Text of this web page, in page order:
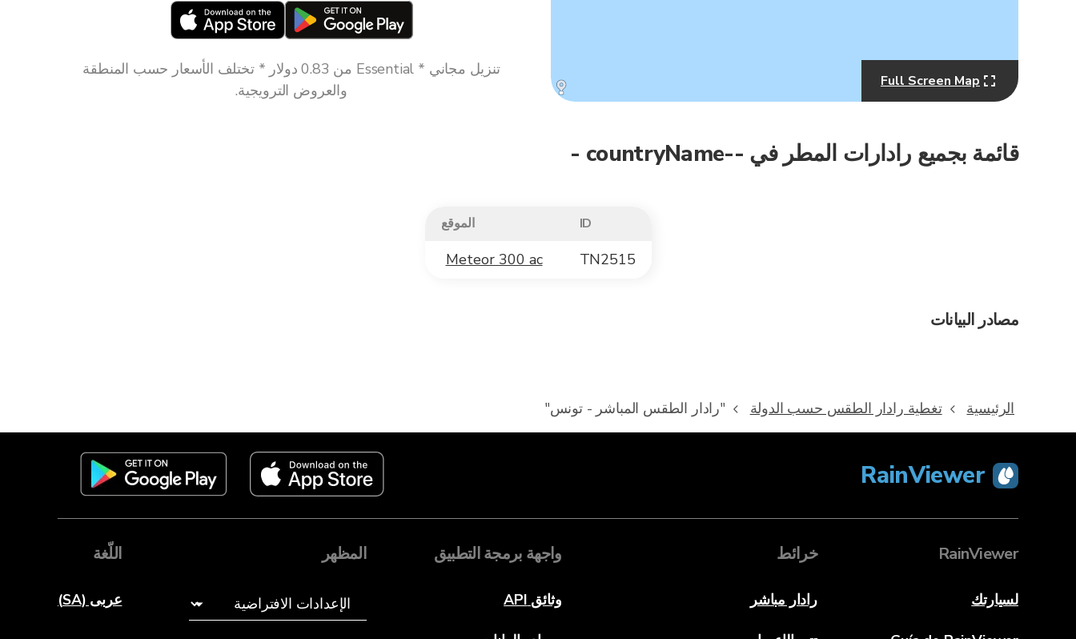
تنزيل مجاني * Essential من 0.83 دولار * تختلف الأسعار حسب المنطقة
والعروض الترويجية.
MapLibre
Full Screen Map
قائمة بجميع رادارات المطر في --countryName -
ID الموقع
TN2515
Meteor 300 ac
مصادر البيانات
الرئيسية تغطية رادار الطقس حسب الدولة "رادار الطقس المباشر - تونس"
RainViewer
RainViewer
لسيارتك
خرائط
رادار مباشر
واجهة برمجة التطبيق
وثائق API
المظهر اللّغة
عربى (SA)